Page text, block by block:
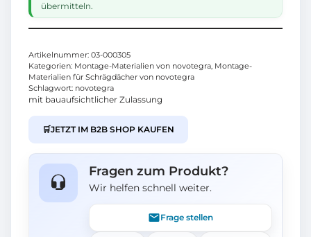
übermitteln.
Artikelnummer: 03-000305
Kategorien: Montage-Materialien von novotegra, Montage-
Materialien für Schrägdächer von novotegra
Schlagwort: novotegra
mit bauaufsichtlicher Zulassung
🛒JETZT IM B2B SHOP KAUFEN
Fragen zum Produkt?
Wir helfen schnell weiter.
Frage stellen